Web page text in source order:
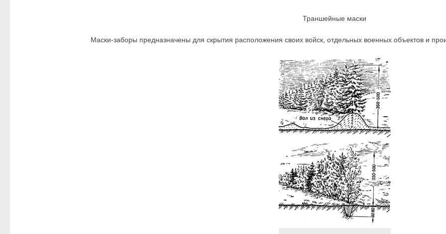
Траншейные маски
Маски-заборы предназначены для скрытия расположения своих войск, отдельных военных объектов и